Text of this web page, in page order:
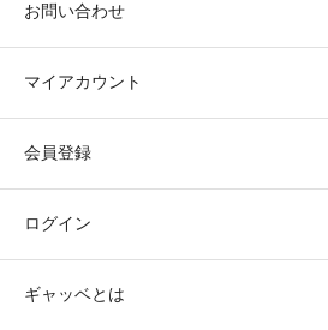
お問い合わせ
マイアカウント
会員登録
ログイン
ギャッベとは